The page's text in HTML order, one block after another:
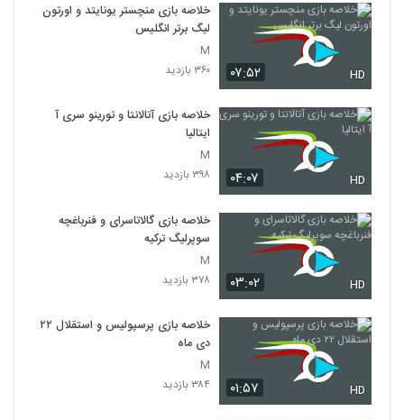
۰۷:۵۲ HD
خلاصه بازی منچستر یونایتد و اورتون
لیگ برتر انگلیس
M
۳۶۰ بازدید
۰۴:۰۷ HD
خلاصه بازی آتالانتا و تورینو سری آ
ایتالیا
M
۳۹۸ بازدید
۰۳:۰۲ HD
خلاصه بازی گالاتاسرای و فنرباغچه
سوپرلیگ ترکیه
M
۳۷۸ بازدید
۰۱:۵۷ HD
خلاصه بازی پرسپولیس و استقلال ۲۲
دی ماه
M
۳۸۴ بازدید